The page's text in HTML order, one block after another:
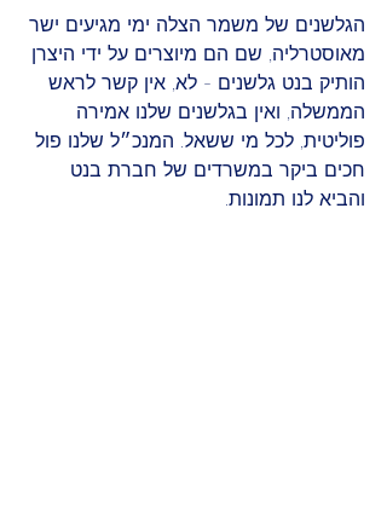
הגלשנים של משמר הצלה ימי מגיעים ישר
מאוסטרליה, שם הם מיוצרים על ידי היצרן
הותיק בנט גלשנים - לא, אין קשר לראש
הממשלה, ואין בגלשנים שלנו אמירה
פוליטית, לכל מי ששאל. המנכ״ל שלנו פול
חכים ביקר במשרדים של חברת בנט
והביא לנו תמונות.